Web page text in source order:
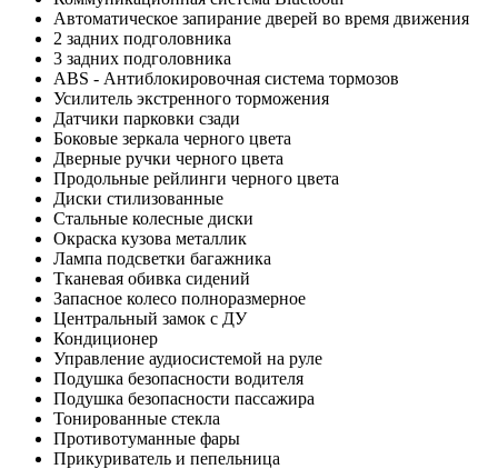
Автоматическое запирание дверей во время движения
2 задних подголовника
3 задних подголовника
ABS - Антиблокировочная система тормозов
Усилитель экстренного торможения
Датчики парковки сзади
Боковые зеркала черного цвета
Дверные ручки черного цвета
Продольные рейлинги черного цвета
Диски стилизованные
Стальные колесные диски
Окраска кузова металлик
Лампа подсветки багажника
Тканевая обивка сидений
Запасное колесо полноразмерное
Центральный замок с ДУ
Кондиционер
Управление аудиосистемой на руле
Подушка безопасности водителя
Подушка безопасности пассажира
Тонированные стекла
Противотуманные фары
Прикуриватель и пепельница